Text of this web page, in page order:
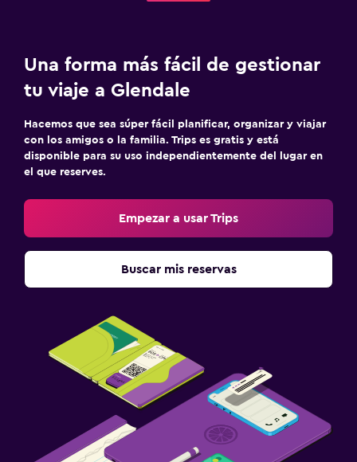
Una forma más fácil de gestionar
tu viaje a Glendale
Hacemos que sea súper fácil planificar, organizar y viajar
con los amigos o la familia. Trips es gratis y está
disponible para su uso independientemente del lugar en
el que reserves.
Empezar a usar Trips
Buscar mis reservas